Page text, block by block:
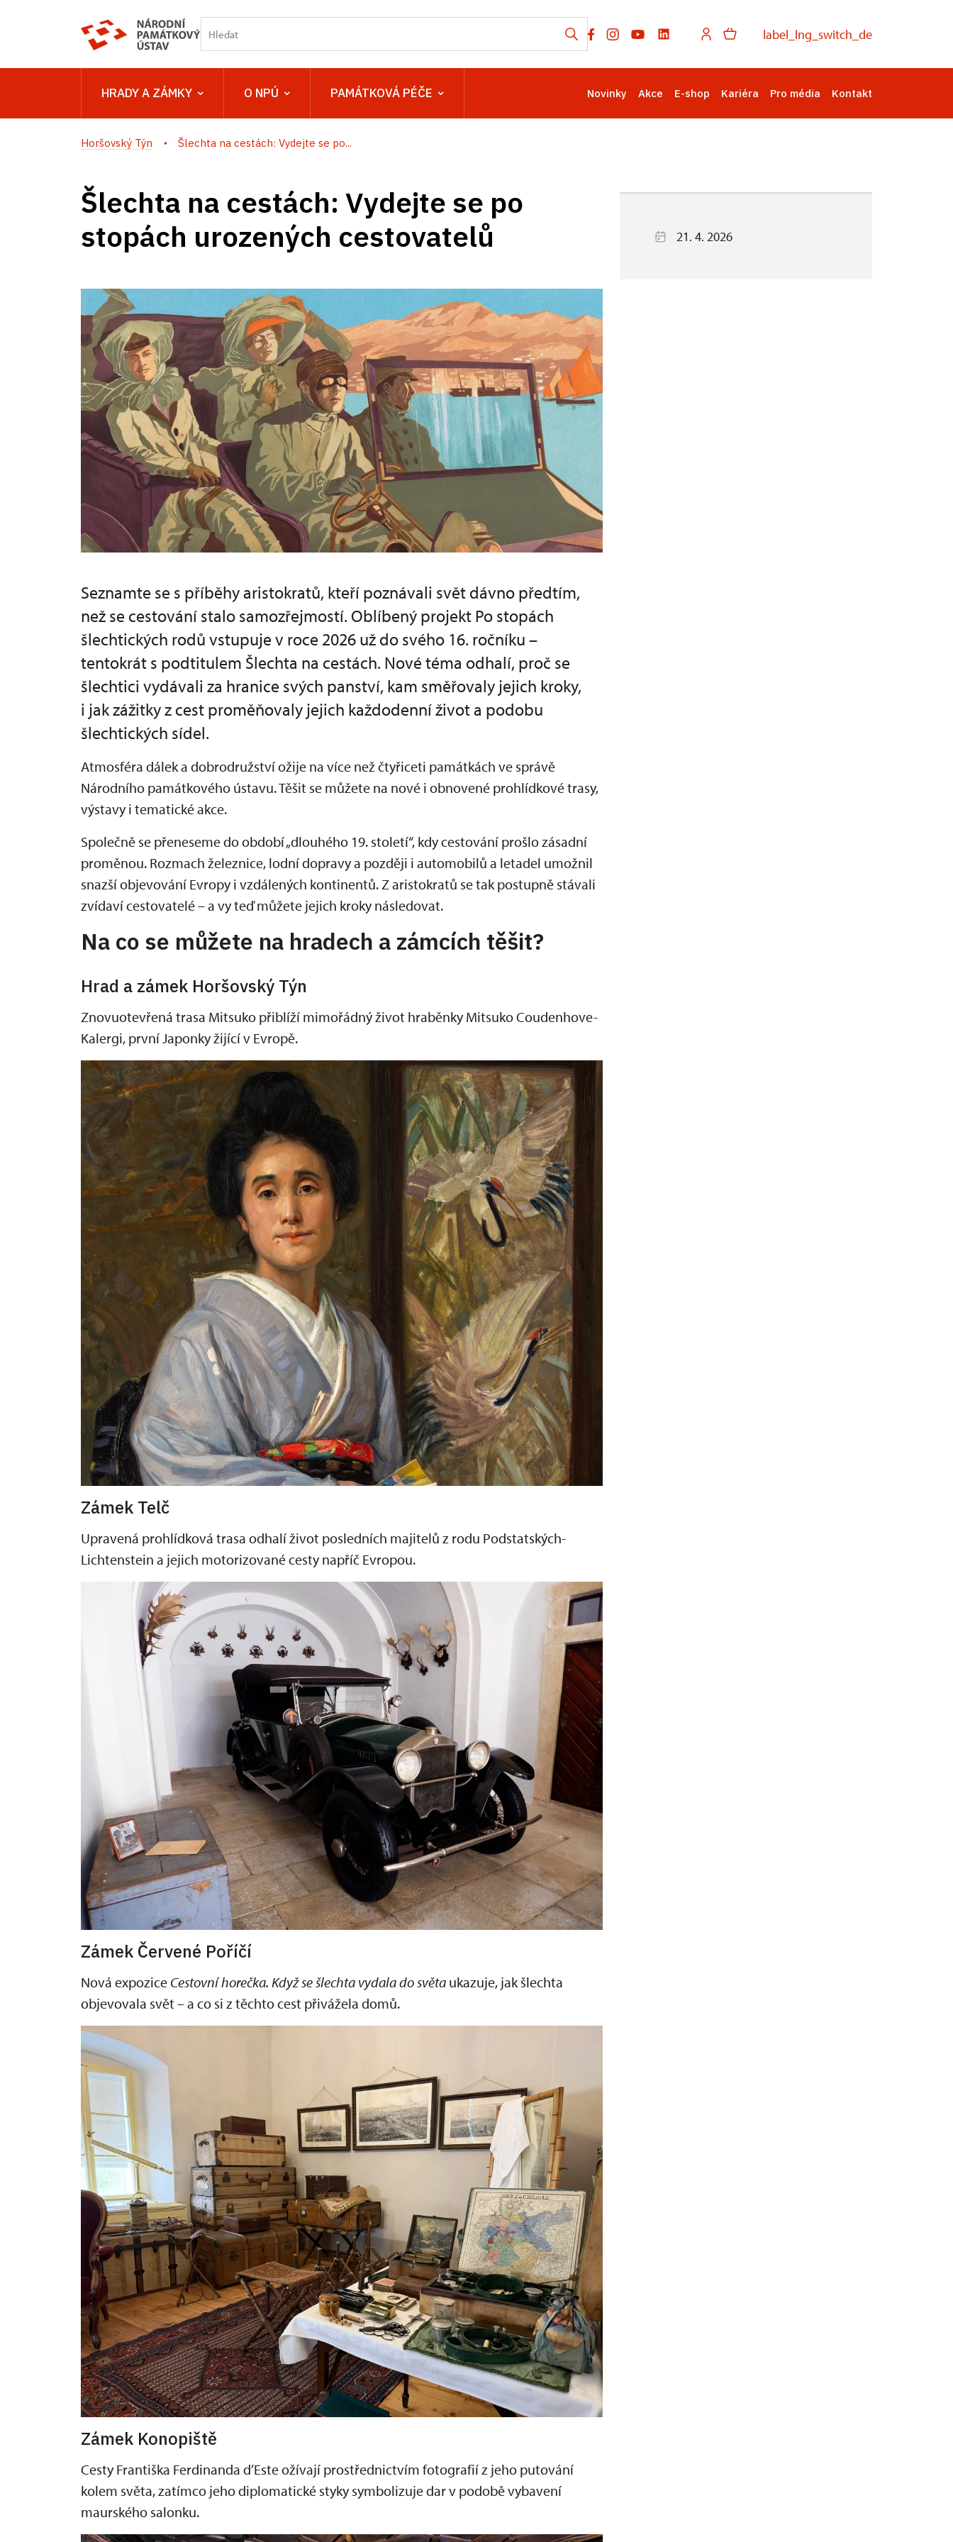
label_lng_switch_de
HRADY A ZÁMKY O NPÚ PAMÁTKOVÁ PÉČE Novinky Akce E-shop Kariéra Pro média Kontakt
Horšovský Týn Šlechta na cestách: Vydejte se po...
Šlechta na cestách: Vydejte se po
stopách urozených cestovatelů
Seznamte se s příběhy aristokratů, kteří poznávali svět dávno předtím,
než se cestování stalo samozřejmostí. Oblíbený projekt Po stopách
šlechtických rodů vstupuje v roce 2026 už do svého 16. ročníku –
tentokrát s podtitulem Šlechta na cestách. Nové téma odhalí, proč se
šlechtici vydávali za hranice svých panství, kam směřovaly jejich kroky,
i jak zážitky z cest proměňovaly jejich každodenní život a podobu
šlechtických sídel.
Atmosféra dálek a dobrodružství ožije na více než čtyřiceti památkách ve správě
Národního památkového ústavu. Těšit se můžete na nové i obnovené prohlídkové trasy,
výstavy i tematické akce.
Společně se přeneseme do období „dlouhého 19. století“, kdy cestování prošlo zásadní
proměnou. Rozmach železnice, lodní dopravy a později i automobilů a letadel umožnil
snazší objevování Evropy i vzdálených kontinentů. Z aristokratů se tak postupně stávali
zvídaví cestovatelé – a vy teď můžete jejich kroky následovat.
Na co se můžete na hradech a zámcích těšit?
Hrad a zámek Horšovský Týn
Znovuotevřená trasa Mitsuko přiblíží mimořádný život hraběnky Mitsuko Coudenhove-
Kalergi, první Japonky žijící v Evropě.
Zámek Telč
Upravená prohlídková trasa odhalí život posledních majitelů z rodu Podstatských-
Lichtenstein a jejich motorizované cesty napříč Evropou.
Zámek Červené Poříčí
Nová expozice Cestovní horečka. Když se šlechta vydala do světa ukazuje, jak šlechta
objevovala svět – a co si z těchto cest přivážela domů.
Zámek Konopiště
Cesty Františka Ferdinanda d’Este ožívají prostřednictvím fotografií z jeho putování
kolem světa, zatímco jeho diplomatické styky symbolizuje dar v podobě vybavení
maurského salonku.
21. 4. 2026